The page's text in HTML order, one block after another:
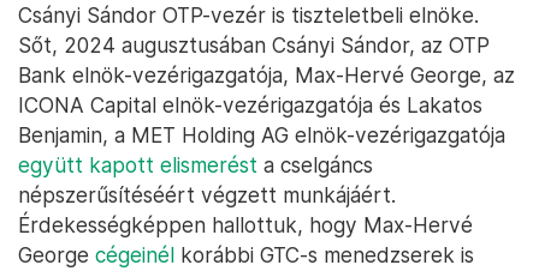
Csányi Sándor OTP-vezér is tiszteletbeli elnöke.
Sőt, 2024 augusztusában Csányi Sándor, az OTP
Bank elnök-vezérigazgatója, Max-Hervé George, az
ICONA Capital elnök-vezérigazgatója és Lakatos
Benjamin, a MET Holding AG elnök-vezérigazgatója
együtt kapott elismerést a cselgáncs
népszerűsítéséért végzett munkájáért.
Érdekességképpen hallottuk, hogy Max-Hervé
George cégeinél korábbi GTC-s menedzserek is